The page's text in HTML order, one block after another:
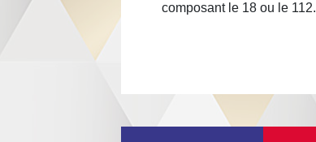
composant le 18 ou le 112.